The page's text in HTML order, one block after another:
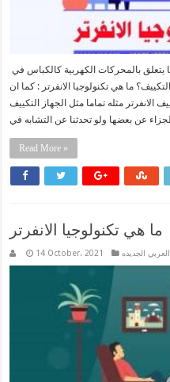
الانفرتر هو أحدث تطور للتكنولوجيا فيما يتعلق بالمحركات الكهربية كالكباس في
ما هي تكنولوجيا الانفرتر : كما ان
الانفرتر مثله تماما مثل الجهاز التكييف
Read More »
ما هي تكنولوجيا الانفرتر
14 October، 2021 الجديده